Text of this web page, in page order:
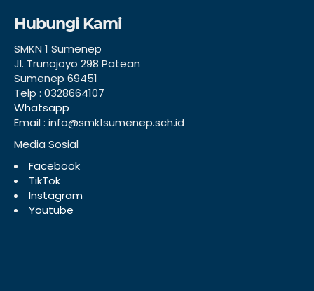
Hubungi Kami
SMKN 1 Sumenep
Jl. Trunojoyo 298 Patean
Sumenep 69451
Telp : 0328664107
Whatsapp
Email : info@smk1sumenep.sch.id
Media Sosial
Facebook
TikTok
Instagram
Youtube